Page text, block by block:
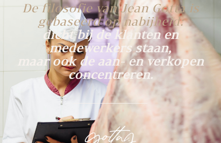
De filosofie van Jean Gotta is
gebaseerd op nabijheid:
dicht bij de klanten en
medewerkers staan,
maar ook de aan- en verkopen
concentreren.